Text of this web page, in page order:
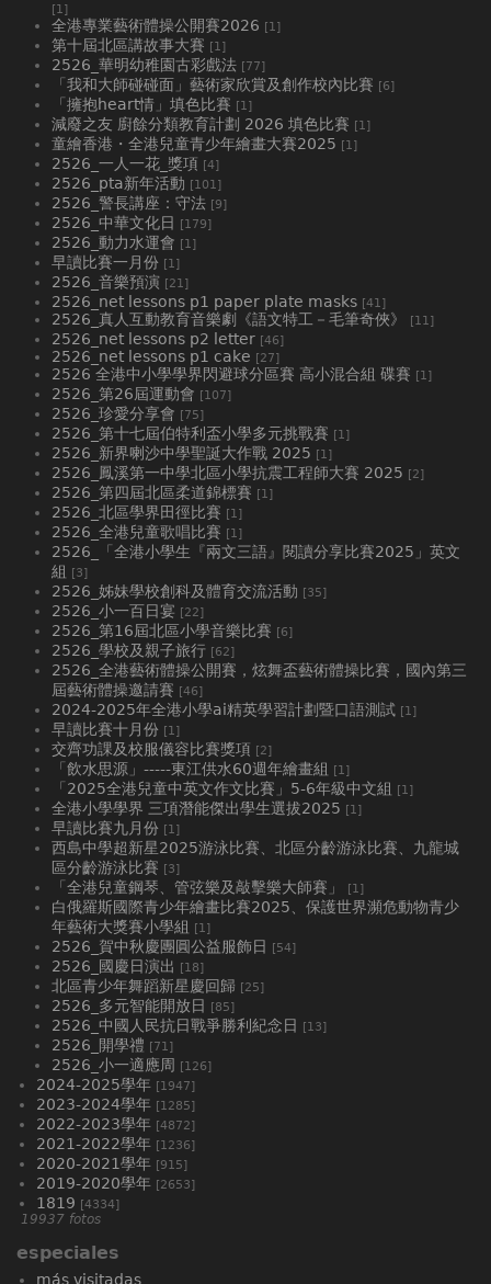
[1]
全港專業藝術體操公開賽2026 [1]
第十屆北區講故事大賽 [1]
2526_華明幼稚園古彩戲法 [77]
「我和大師碰碰面」藝術家欣賞及創作校內比賽 [6]
「擁抱heart情」填色比賽 [1]
減廢之友 廚餘分類教育計劃 2026 填色比賽 [1]
童繪香港・全港兒童青少年繪畫大賽2025 [1]
2526_一人一花_獎項 [4]
2526_pta新年活動 [101]
2526_警長講座：守法 [9]
2526_中華文化日 [179]
2526_動力水運會 [1]
早讀比賽一月份 [1]
2526_音樂預演 [21]
2526_net lessons p1 paper plate masks [41]
2526_真人互動教育音樂劇《語文特工－毛筆奇俠》 [11]
2526_net lessons p2 letter [46]
2526_net lessons p1 cake [27]
2526 全港中小學學界閃避球分區賽 高小混合組 碟賽 [1]
2526_第26屆運動會 [107]
2526_珍愛分享會 [75]
2526_第十七屆伯特利盃小學多元挑戰賽 [1]
2526_新界喇沙中學聖誕大作戰 2025 [1]
2526_鳳溪第一中學北區小學抗震工程師大賽 2025 [2]
2526_第四屆北區柔道錦標賽 [1]
2526_北區學界田徑比賽 [1]
2526_全港兒童歌唱比賽 [1]
2526_「全港小學生『兩文三語』閱讀分享比賽2025」英文
組 [3]
2526_姊妹學校創科及體育交流活動 [35]
2526_小一百日宴 [22]
2526_第16屆北區小學音樂比賽 [6]
2526_學校及親子旅行 [62]
2526_全港藝術體操公開賽，炫舞盃藝術體操比賽，國內第三
屆藝術體操邀請賽 [46]
2024-2025年全港小學ai精英學習計劃暨口語測試 [1]
早讀比賽十月份 [1]
交齊功課及校服儀容比賽獎項 [2]
「飲水思源」-----東江供水60週年繪畫組 [1]
「2025全港兒童中英文作文比賽」5-6年級中文組 [1]
全港小學學界 三項潛能傑出學生選拔2025 [1]
早讀比賽九月份 [1]
西島中學超新星2025游泳比賽、北區分齡游泳比賽、九龍城
區分齡游泳比賽 [3]
「全港兒童鋼琴、管弦樂及敲擊樂大師賽」 [1]
白俄羅斯國際青少年繪畫比賽2025、⁠保護世界瀕危動物青少
年藝術大獎賽小學組 [1]
2526_賀中秋慶團圓公益服飾日 [54]
2526_國慶日演出 [18]
北區青少年舞蹈新星慶回歸 [25]
2526_多元智能開放日 [85]
2526_中國人民抗日戰爭勝利紀念日 [13]
2526_開學禮 [71]
2526_小一適應周 [126]
2024-2025學年 [1947]
2023-2024學年 [1285]
2022-2023學年 [4872]
2021-2022學年 [1236]
2020-2021學年 [915]
2019-2020學年 [2653]
1819 [4334]
19937 fotos
especiales
más visitadas